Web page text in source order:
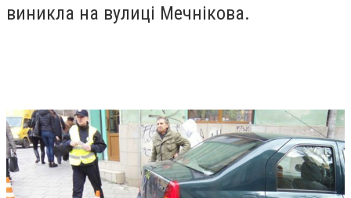
виникла на вулиці Мечнікова.